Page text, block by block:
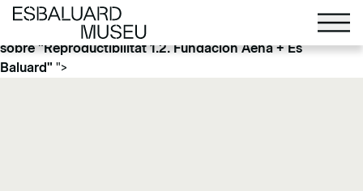
Más información sobre
"Reproductibilitat 1.2. Fundación
Aena + Es Baluard"">Más información
sobre"Reproductibilitat 1.2. Fundación Aena + Es
Baluard" ">